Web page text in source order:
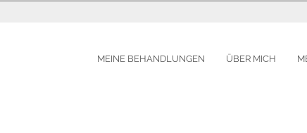
MEINE BEHANDLUNGEN ÜBER MICH